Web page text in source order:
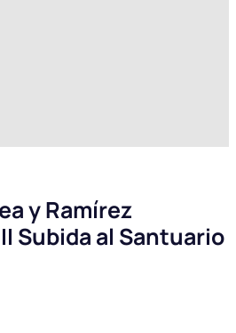
y Ramírez
Subida al Santuario